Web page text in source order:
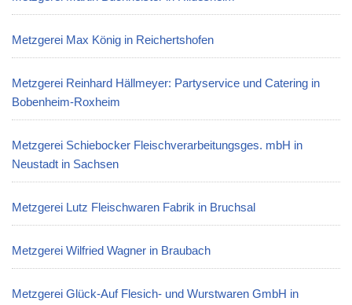
Metzgerei Max König in Reichertshofen
Metzgerei Reinhard Hällmeyer: Partyservice und Catering in
Bobenheim-Roxheim
Metzgerei Schiebocker Fleischverarbeitungsges. mbH in
Neustadt in Sachsen
Metzgerei Lutz Fleischwaren Fabrik in Bruchsal
Metzgerei Wilfried Wagner in Braubach
Metzgerei Glück-Auf Flesich- und Wurstwaren GmbH in